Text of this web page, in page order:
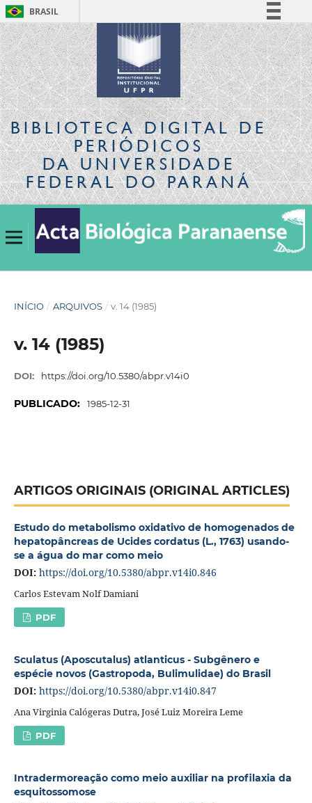
BRASIL
Simplifique!
Comunica BR
Participe
Acesso à informação
Legislação
Canais
BIBLIOTECA DIGITALDE
PERIÓDICOS
DA UNIVERSIDADE
FEDERAL DO PARANÁ
INÍCIO / ARQUIVOS / v. 14 (1985)
v. 14 (1985)
DOI: https://doi.org/10.5380/abpr.v14i0
PUBLICADO: 1985-12-31
ARTIGOS ORIGINAIS (ORIGINAL ARTICLES)
Estudo do metabolismo oxidativo de homogenados de
hepatopâncreas de Ucides cordatus (L., 1763) usando-
se a água do mar como meio
DOI: https://doi.org/10.5380/abpr.v14i0.846
Carlos Estevam Nolf Damiani
PDF
Sculatus (Aposcutalus) atlanticus - Subgênero e
espécie novos (Gastropoda, Bulimulidae) do Brasil
DOI: https://doi.org/10.5380/abpr.v14i0.847
Ana Virginia Calógeras Dutra, José Luiz Moreira Leme
PDF
Intradermoreação como meio auxiliar na profilaxia da
esquitossomose